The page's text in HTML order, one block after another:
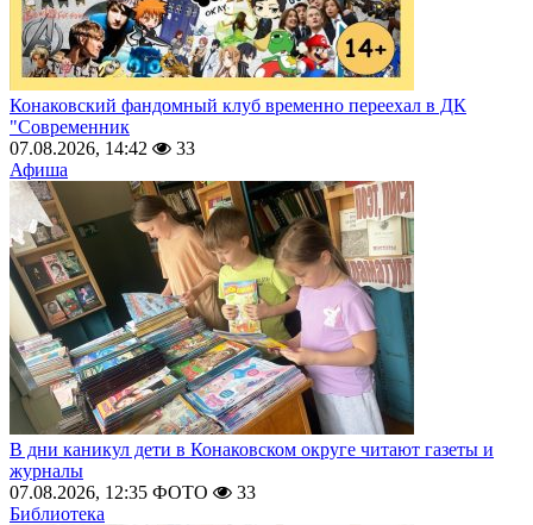
Конаковский фандомный клуб временно переехал в ДК
"Современник
07.08.2026, 14:42
33
Афиша
В дни каникул дети в Конаковском округе читают газеты и
журналы
07.08.2026, 12:35 ФОТО
33
Библиотека